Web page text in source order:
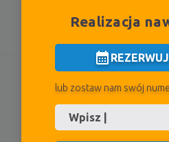
Realizacja
calendar_month
lub zostaw nam swój